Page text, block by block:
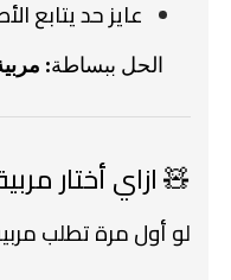
عايز حد يتابع
الحل ببساطة:
🧸 ازاي أختار
لو أول مرة تطلب